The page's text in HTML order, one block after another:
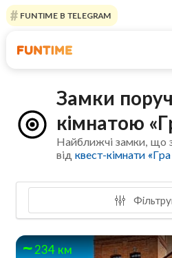
FUNTIME В TELEGRAM
Замки
кімнатою
Найближчі замки, що
відквест-кімнати
234 км